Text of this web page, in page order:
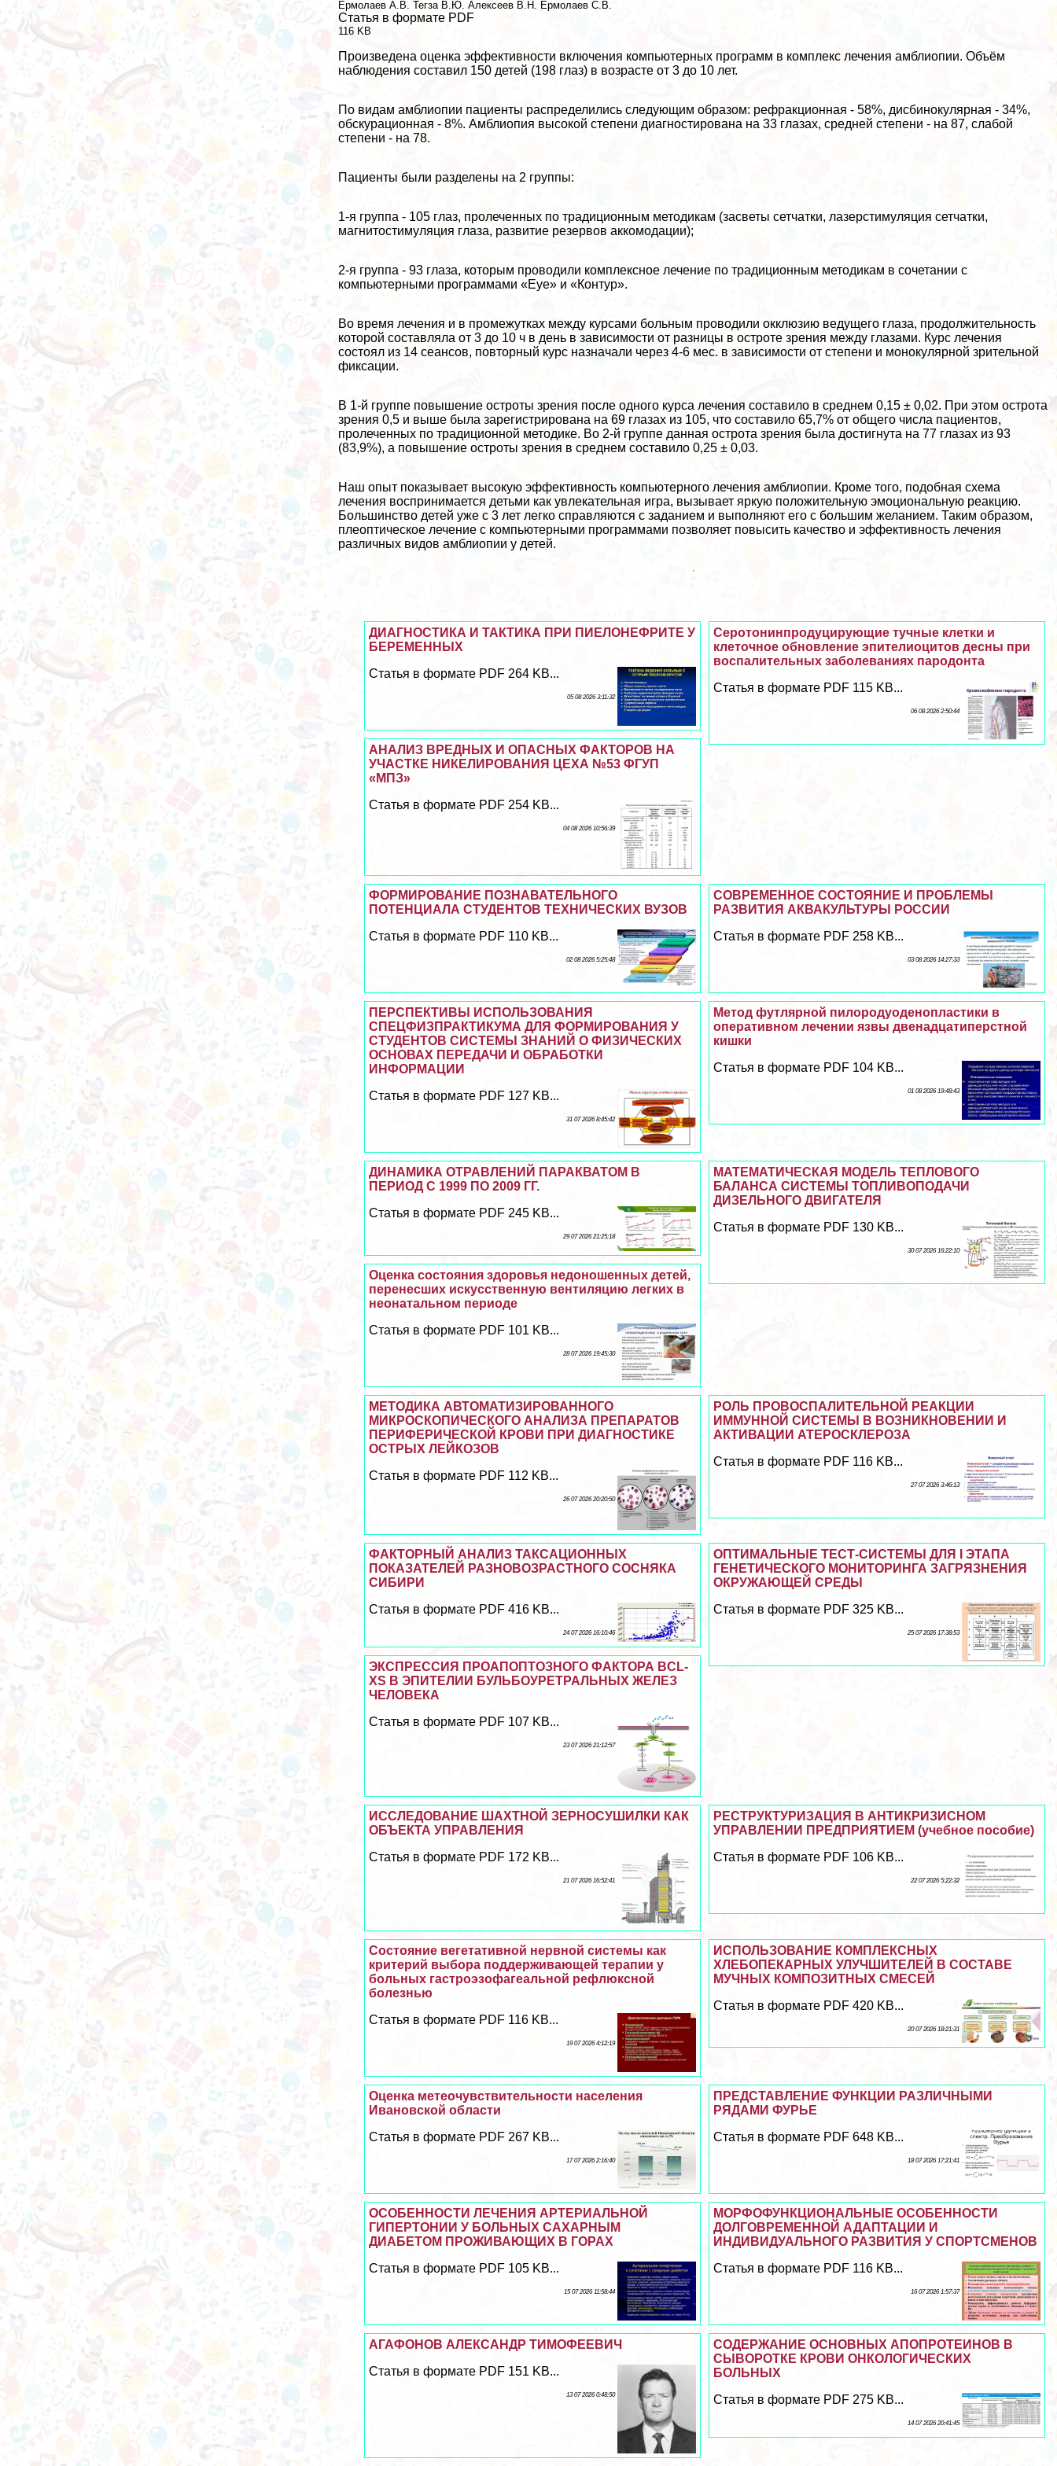
Ермолаев А.В.Тегза В.Ю.Алексеев В.Н. Ермолаев С.В.
Статья в формате PDF
116 KB
Произведена оценка эффективности включения компьютерных программ в комплекс лечения амблиопии. Объём
наблюдения составил 150 детей (198 глаз) в возрасте от 3 до 10 лет.
По видам амблиопии пациенты распределились следующим образом: рефpaкционная - 58%, дисбинокулярная - 34%,
обскурационная - 8%. Амблиопия высокой степени диагностирована на 33 глазах, средней степени - на 87, слабой
степени - на 78.
Пациенты были разделены на 2 группы:
1-я группа - 105 глаз, пролеченных по традиционным методикам (засветы сетчатки, лазерстимуляция сетчатки,
магнитостимуляция глаза, развитие резервов аккомодации);
2-я группа - 93 глаза, которым проводили комплексное лечение по традиционным методикам в сочетании с
компьютерными программами «Eye» и «Контур».
Во время лечения и в промежутках между курсами больным проводили окклюзию ведущего глаза, продолжительность
которой составляла от 3 до 10 ч в день в зависимости от разницы в остроте зрения между глазами. Курс лечения
состоял из 14 сеансов, повторный курс назначали через 4-6 мес. в зависимости от степени и монокулярной зрительной
фиксации.
В 1-й группе повышение остроты зрения после одного курса лечения составило в среднем 0,15 ± 0,02. При этом острота
зрения 0,5 и выше была зарегистрирована на 69 глазах из 105, что составило 65,7% от общего числа пациентов,
пролеченных по традиционной методике. Во 2-й группе данная острота зрения была достигнута на 77 глазах из 93
(83,9%), а повышение остроты зрения в среднем составило 0,25 ± 0,03.
Наш опыт показывает высокую эффективность компьютерного лечения амблиопии. Кроме того, подобная схема
лечения воспринимается детьми как увлекательная игра, вызывает яркую положительную эмоциональную реакцию.
Большинство детей уже с 3 лет легко справляются с заданием и выполняют его с большим желанием. Таким образом,
плеоптическое лечение с компьютерными программами позволяет повысить качество и эффективность лечения
различных видов амблиопии у детей.
Серотонинпродуцирующие тучные клетки и
клеточное обновление эпителиоцитов десны при
воспалительных заболеваниях пародонта
Статья в формате PDF 115 KB...
06 08 2026 2:50:44
ДИАГНОСТИКА И ТАКТИКА ПРИ ПИЕЛОНЕФРИТЕ У
БЕРЕМЕННЫХ
Статья в формате PDF 264 KB...
05 08 2026 3:11:32
АНАЛИЗ ВРЕДНЫХ И ОПАСНЫХ ФАКТОРОВ НА
УЧАСТКЕ НИКЕЛИРОВАНИЯ ЦЕХА №53 ФГУП
«МПЗ»
Статья в формате PDF 254 KB...
04 08 2026 10:56:39
СОВРЕМЕННОЕ СОСТОЯНИЕ И ПРОБЛЕМЫ
РАЗВИТИЯ АКВАКУЛЬТУРЫ РОССИИ
Статья в формате PDF 258 KB...
03 08 2026 14:27:33
ФОРМИРОВАНИЕ ПОЗНАВАТЕЛЬНОГО
ПОТЕНЦИАЛА СТУДЕНТОВ ТЕХНИЧЕСКИХ ВУЗОВ
Статья в формате PDF 110 KB...
02 08 2026 5:25:48
Метод футлярной пилородуоденопластики в
оперативном лечении язвы двенадцатиперстной
кишки
Статья в формате PDF 104 KB...
01 08 2026 19:48:43
ПЕРСПЕКТИВЫ ИСПОЛЬЗОВАНИЯ
СПЕЦФИЗПРАКТИКУМА ДЛЯ ФОРМИРОВАНИЯ У
СТУДЕНТОВ СИСТЕМЫ ЗНАНИЙ О ФИЗИЧЕСКИХ
ОСНОВАХ ПЕРЕДАЧИ И ОБРАБОТКИ
ИНФОРМАЦИИ
Статья в формате PDF 127 KB...
31 07 2026 8:45:42
МАТЕМАТИЧЕСКАЯ МОДЕЛЬ ТЕПЛОВОГО
БАЛАНСА СИСТЕМЫ ТОПЛИВОПОДАЧИ
ДИЗЕЛЬНОГО ДВИГАТЕЛЯ
Статья в формате PDF 130 KB...
30 07 2026 16:22:10
ДИНАМИКА ОТРАВЛЕНИЙ ПАРАКВАТОМ В
ПЕРИОД С 1999 ПО 2009 ГГ.
Статья в формате PDF 245 KB...
29 07 2026 21:25:18
Оценка состояния здоровья недоношенных детей,
перенесших искусственную вентиляцию легких в
неонатальном периоде
Статья в формате PDF 101 KB...
28 07 2026 19:45:30
РОЛЬ ПРОВОСПАЛИТЕЛЬНОЙ РЕАКЦИИ
ИММУННОЙ СИСТЕМЫ В ВОЗНИКНОВЕНИИ И
АКТИВАЦИИ АТЕРОСКЛЕРОЗА
Статья в формате PDF 116 KB...
27 07 2026 3:46:13
МЕТОДИКА АВТОМАТИЗИРОВАННОГО
МИКРОСКОПИЧЕСКОГО АНАЛИЗА ПРЕПАРАТОВ
ПЕРИФЕРИЧЕСКОЙ КРОВИ ПРИ ДИАГНОСТИКЕ
ОСТРЫХ ЛЕЙКОЗОВ
Статья в формате PDF 112 KB...
26 07 2026 20:20:50
ОПТИМАЛЬНЫЕ ТЕСТ-СИСТЕМЫ ДЛЯ I ЭТАПА
ГЕНЕТИЧЕСКОГО МОНИТОРИНГА ЗАГРЯЗНЕНИЯ
ОКРУЖАЮЩЕЙ СРЕДЫ
Статья в формате PDF 325 KB...
25 07 2026 17:38:53
ФАКТОРНЫЙ АНАЛИЗ ТАКСАЦИОННЫХ
ПОКАЗАТЕЛЕЙ РАЗНОВОЗРАСТНОГО СОСНЯКА
СИБИРИ
Статья в формате PDF 416 KB...
24 07 2026 16:10:46
ЭКСПРЕССИЯ ПРОАПОПТОЗНОГО ФАКТОРА BCL-
XS В ЭПИТЕЛИИ БУЛЬБОУРЕТРАЛЬНЫХ ЖЕЛЕЗ
ЧЕЛОВЕКА
Статья в формате PDF 107 KB...
23 07 2026 21:12:57
РЕСТРУКТУРИЗАЦИЯ В АНТИКРИЗИСНОМ
УПРАВЛЕНИИ ПРЕДПРИЯТИЕМ (учебное пособие)
Статья в формате PDF 106 KB...
22 07 2026 5:22:32
ИССЛЕДОВАНИЕ ШАХТНОЙ ЗЕРНОСУШИЛКИ КАК
ОБЪЕКТА УПРАВЛЕНИЯ
Статья в формате PDF 172 KB...
21 07 2026 16:52:41
ИСПОЛЬЗОВАНИЕ КОМПЛЕКСНЫХ
ХЛЕБОПЕКАРНЫХ УЛУЧШИТЕЛЕЙ В СОСТАВЕ
МУЧНЫХ КОМПОЗИТНЫХ СМЕСЕЙ
Статья в формате PDF 420 KB...
20 07 2026 18:21:31
Состояние вегетативной нервной системы как
критерий выбора поддерживающей терапии у
больных гастроэзофагеальной рефлюксной
болезнью
Статья в формате PDF 116 KB...
19 07 2026 4:12:19
ПРЕДСТАВЛЕНИЕ ФУНКЦИИ РАЗЛИЧНЫМИ
РЯДАМИ ФУРЬЕ
Статья в формате PDF 648 KB...
18 07 2026 17:21:41
Оценка метеочувствительности населения
Ивановской области
Статья в формате PDF 267 KB...
17 07 2026 2:16:40
МОРФОФУНКЦИОНАЛЬНЫЕ ОСОБЕННОСТИ
ДОЛГОВРЕМЕННОЙ АДАПТАЦИИ И
ИНДИВИДУАЛЬНОГО РАЗВИТИЯ У СПОРТСМЕНОВ
Статья в формате PDF 116 KB...
16 07 2026 1:57:37
ОСОБЕННОСТИ ЛЕЧЕНИЯ АРТЕРИАЛЬНОЙ
ГИПЕРТОНИИ У БОЛЬНЫХ САХАРНЫМ
ДИАБЕТОМ ПРОЖИВАЮЩИХ В ГОРАХ
Статья в формате PDF 105 KB...
15 07 2026 11:58:44
СОДЕРЖАНИЕ ОСНОВНЫХ АПОПРОТЕИНОВ В
СЫВОРОТКЕ КРОВИ ОНКОЛОГИЧЕСКИХ
БОЛЬНЫХ
Статья в формате PDF 275 KB...
14 07 2026 20:41:45
АГАФОНОВ АЛЕКСАНДР ТИМОФЕЕВИЧ
Статья в формате PDF 151 KB...
13 07 2026 0:48:50